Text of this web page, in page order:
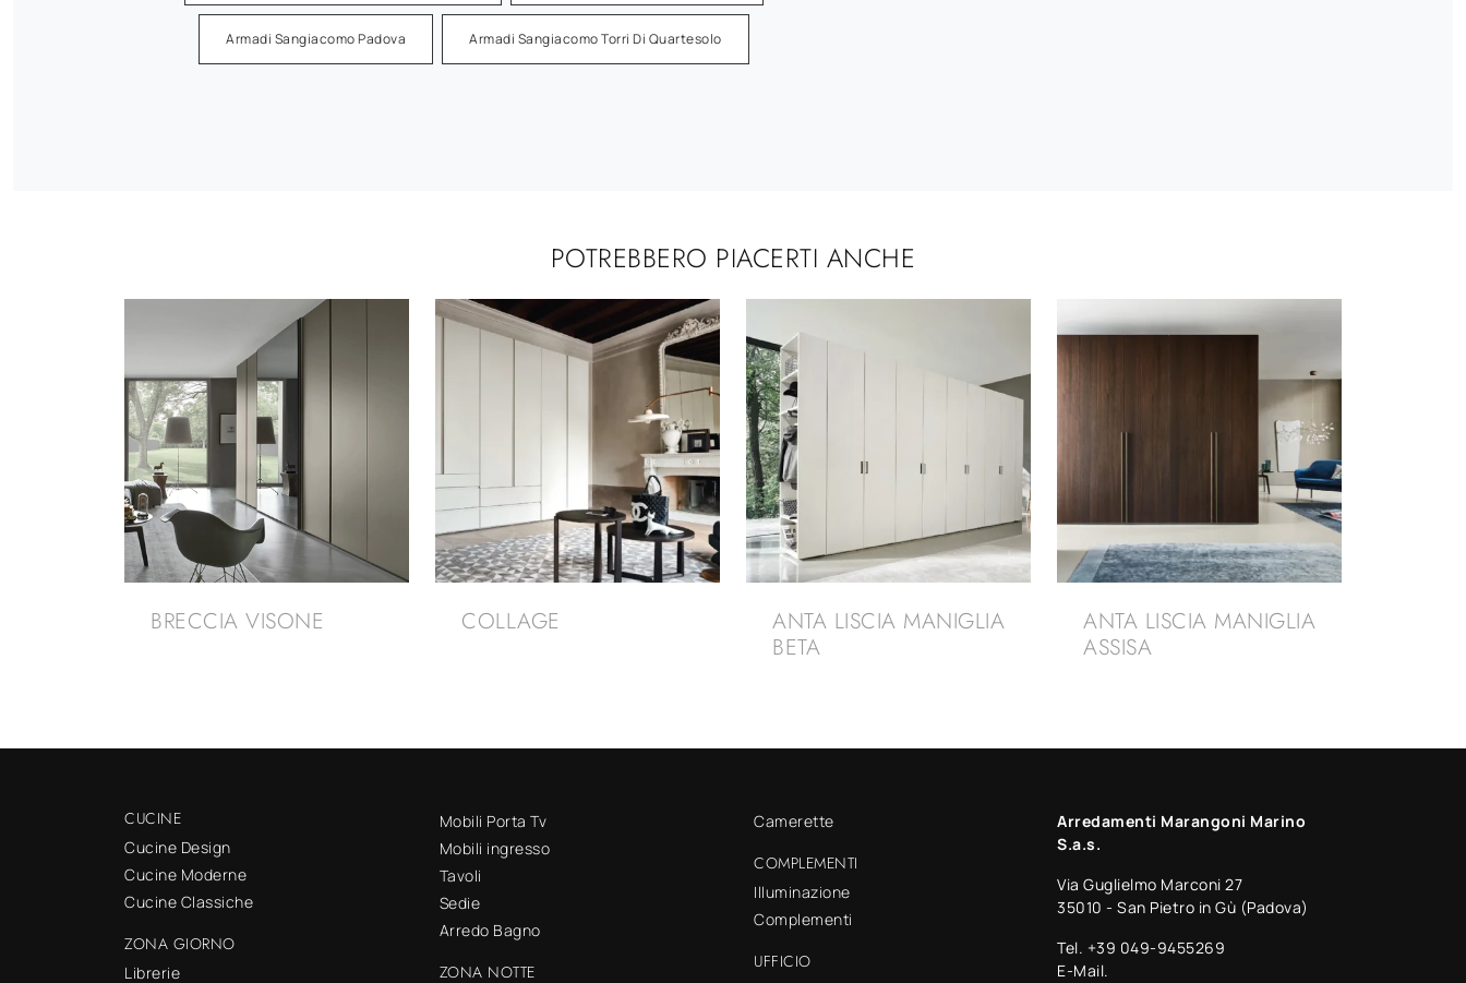
Armadi Sangiacomo Padova Armadi Sangiacomo Torri Di Quartesolo
POTREBBERO PIACERTI ANCHE
BRECCIA VISONE COLLAGE
ANTA LISCIA MANIGLIA
BETA
ANTA LISCIA MANIGLIA
ASSISA
CUCINE
Cucine Design
Cucine Moderne
Cucine Classiche
ZONA GIORNO
Librerie
Mobili Porta Tv
Mobili ingresso
Tavoli
Sedie
Arredo Bagno
ZONA NOTTE
Camerette
COMPLEMENTI
Illuminazione
Complementi
UFFICIO
Arredamenti Marangoni Marino
S.a.s.
Via Guglielmo Marconi 27
35010 - San Pietro in Gù (Padova)
Tel. +39 049-9455269
E-Mail.